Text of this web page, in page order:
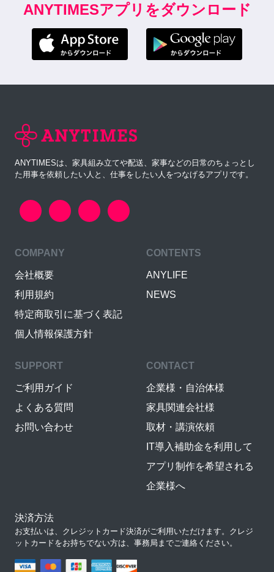
ANYTIMESアプリをダウンロード
ANYTIMESは、家具組み立てや配送、家事などの日常のちょっとし
た用事を依頼したい人と、仕事をしたい人をつなげるアプリです。
COMPANY
会社概要
利用規約
特定商取引に基づく表記
個人情報保護方針
CONTENTS
ANYLIFE
NEWS
SUPPORT
ご利用ガイド
よくある質問
お問い合わせ
CONTACT
企業様・自治体様
家具関連会社様
取材・講演依頼
IT導入補助金を利用して
アプリ制作を希望される
企業様へ
決済方法
お支払いは、クレジットカード決済がご利用いただけます。クレジ
ットカードをお持ちでない方は、事務局までご連絡ください。